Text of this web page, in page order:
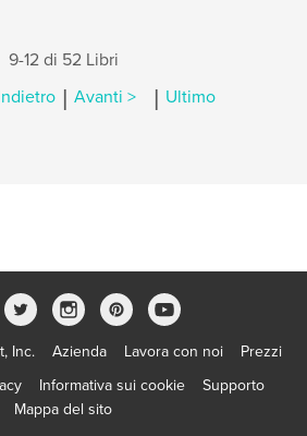
9-12 di 52 Libri
| Avanti > | Ultimo
Inc. Azienda Lavora con noi
Prezzi
Informativa sui cookie
Supporto
Mappa del sito